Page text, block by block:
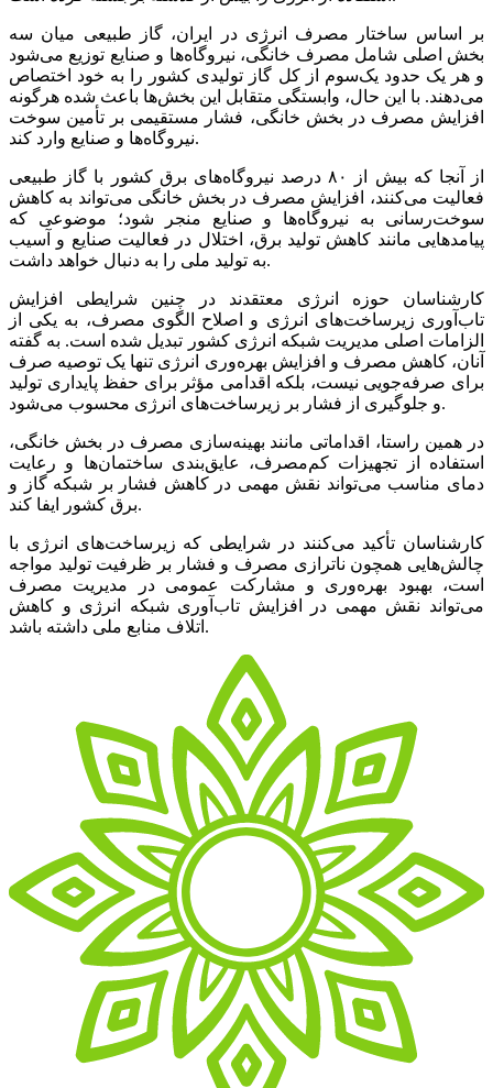
بر اساس ساختار مصرف انرژی در ایران، گاز طبیعی میان سه
بخش اصلی شامل مصرف خانگی، نیروگاه‌ها و صنایع توزیع می‌شود
و هر یک حدود یک‌سوم از کل گاز تولیدی کشور را به خود اختصاص
می‌دهند. با این حال، وابستگی متقابل این بخش‌ها باعث شده هرگونه
افزایش مصرف در بخش خانگی، فشار مستقیمی بر تأمین سوخت
نیروگاه‌ها و صنایع وارد کند.
از آنجا که بیش از ۸۰ درصد نیروگاه‌های برق کشور با گاز طبیعی
فعالیت می‌کنند، افزایش مصرف در بخش خانگی می‌تواند به کاهش
سوخت‌رسانی به نیروگاه‌ها و صنایع منجر شود؛ موضوعی که
پیامدهایی مانند کاهش تولید برق، اختلال در فعالیت صنایع و آسیب
به تولید ملی را به دنبال خواهد داشت.
کارشناسان حوزه انرژی معتقدند در چنین شرایطی افزایش
تاب‌آوری زیرساخت‌های انرژی و اصلاح الگوی مصرف، به یکی از
الزامات اصلی مدیریت شبکه انرژی کشور تبدیل شده است. به گفته
آنان، کاهش مصرف و افزایش بهره‌وری انرژی تنها یک توصیه صرف
برای صرفه‌جویی نیست، بلکه اقدامی مؤثر برای حفظ پایداری تولید
و جلوگیری از فشار بر زیرساخت‌های انرژی محسوب می‌شود.
در همین راستا، اقداماتی مانند بهینه‌سازی مصرف در بخش خانگی،
استفاده از تجهیزات کم‌مصرف، عایق‌بندی ساختمان‌ها و رعایت
دمای مناسب می‌تواند نقش مهمی در کاهش فشار بر شبکه گاز و
برق کشور ایفا کند.
کارشناسان تأکید می‌کنند در شرایطی که زیرساخت‌های انرژی با
چالش‌هایی همچون ناترازی مصرف و فشار بر ظرفیت تولید مواجه
است، بهبود بهره‌وری و مشارکت عمومی در مدیریت مصرف
می‌تواند نقش مهمی در افزایش تاب‌آوری شبکه انرژی و کاهش
اتلاف منابع ملی داشته باشد.